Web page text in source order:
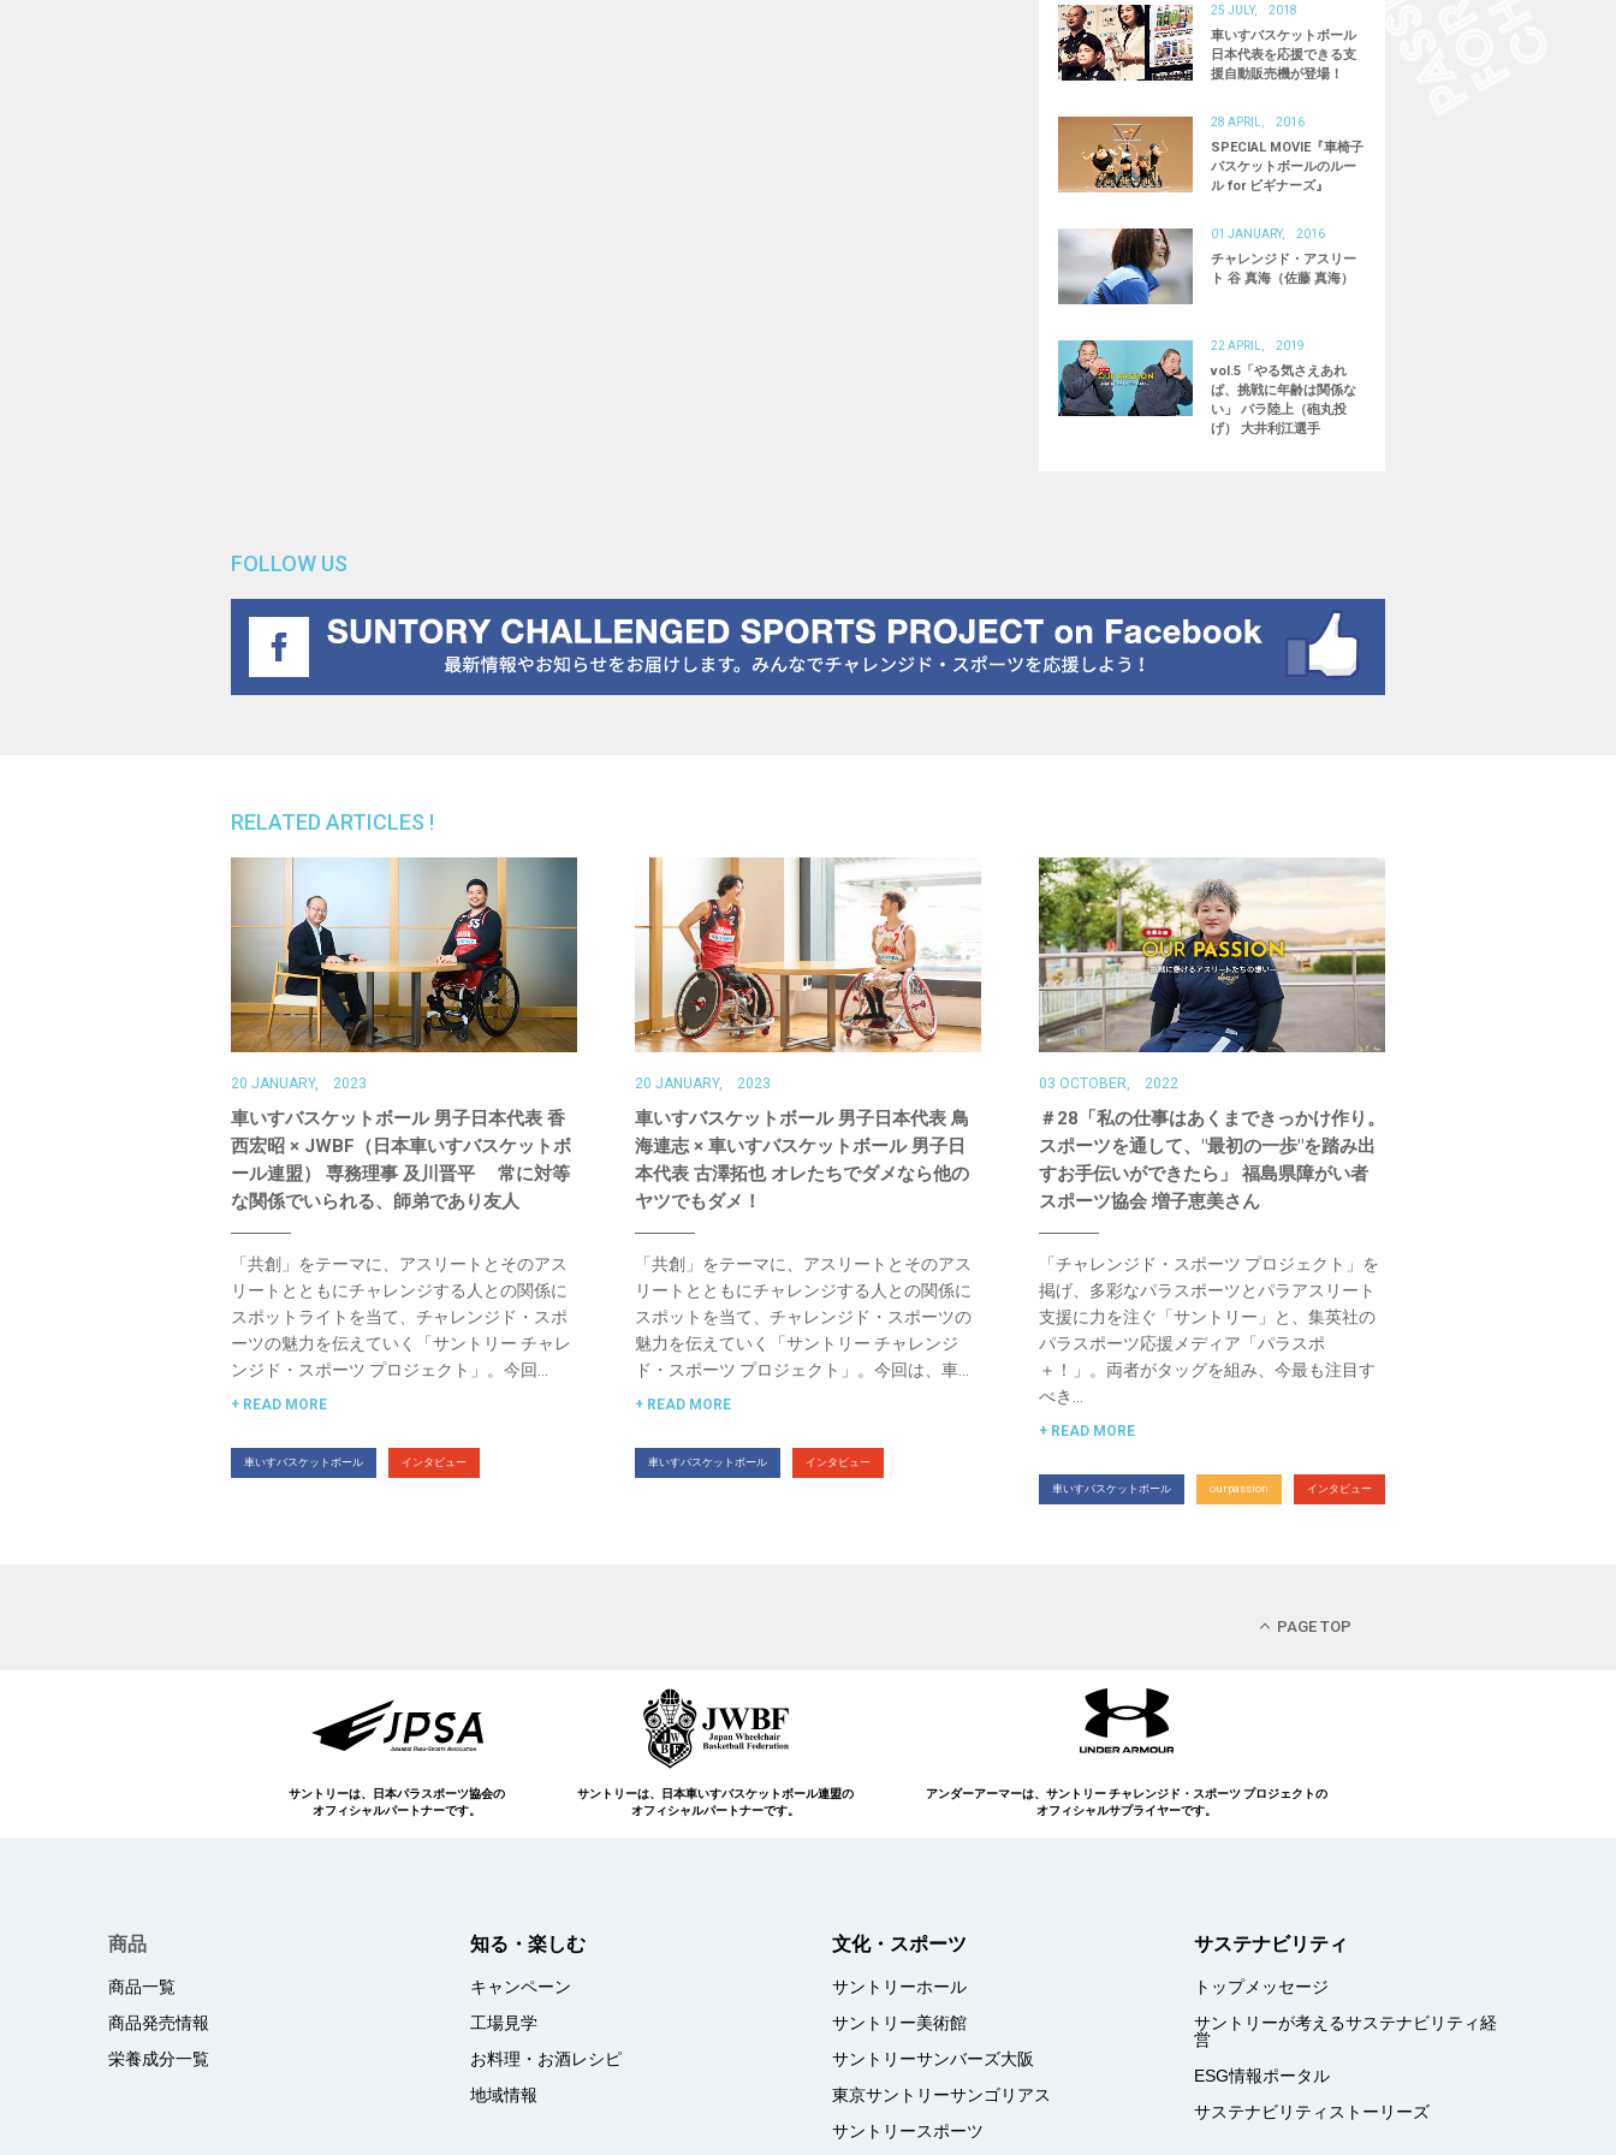
FOLLOW US
RELATED ARTICLES !
20 JANUARY, 2023
車いすバスケットボール 男子日本代表 香
西宏昭 × JWBF（日本車いすバスケットボ
ール連盟） 専務理事 及川晋平 常に対等
な関係でいられる、師弟であり友人
「共創」をテーマに、アスリートとそのアス
リートとともにチャレンジする人との関係に
スポットライトを当て、チャレンジド・スポ
ーツの魅力を伝えていく「サントリー チャレ
ンジド・スポーツ プロジェクト」。今回…
READ MORE
車いすバスケットボール インタビュー
20 JANUARY, 2023
車いすバスケットボール 男子日本代表 鳥
海連志 × 車いすバスケットボール 男子日
本代表 古澤拓也 オレたちでダメなら他の
ヤツでもダメ！
「共創」をテーマに、アスリートとそのアス
リートとともにチャレンジする人との関係に
スポットを当て、チャレンジド・スポーツの
魅力を伝えていく「サントリー チャレンジ
ド・スポーツ プロジェクト」。今回は、車…
READ MORE
車いすバスケットボール インタビュー
03 OCTOBER, 2022
＃28「私の仕事はあくまできっかけ作り。
スポーツを通して、"最初の一歩"を踏み出
すお手伝いができたら」 福島県障がい者
スポーツ協会 増子恵美さん
「チャレンジド・スポーツ プロジェクト」を
掲げ、多彩なパラスポーツとパラアスリート
支援に力を注ぐ「サントリー」と、集英社の
パラスポーツ応援メディア「パラスポ
＋！」。両者がタッグを組み、今最も注目す
べき…
READ MORE
車いすバスケットボール ourpassion インタビュー
ブラインドサッカー ブラインドスケートボード
国産車いすメーカー 義肢装具士 成田凌
25 JULY, 2018
車いすバスケットボール
日本代表を応援できる支
援自動販売機が登場！
28 APRIL, 2016
SPECIAL MOVIE『車椅子
バスケットボールのルー
ル for ビギナーズ』
01 JANUARY, 2016
チャレンジド・アスリー
ト 谷 真海（佐藤 真海）
22 APRIL, 2019
vol.5「やる気さえあれ
ば、挑戦に年齢は関係な
い」 パラ陸上（砲丸投
げ） 大井利江選手
PAGE TOP
サントリーは、日本パラスポーツ協会の
オフィシャルパートナーです。
サントリーは、日本車いすバスケットボール連盟の
オフィシャルパートナーです。
アンダーアーマーは、 サントリー チャレンジド・スポーツ プロジェクトの
オフィシャルサプライヤーです。
商品
商品一覧
商品発売情報
栄養成分一覧
知る・楽しむ
キャンペーン
工場見学
お料理・お酒レシピ
地域情報
文化・スポーツ
サントリーホール
サントリー美術館
サントリーサンバーズ大阪
東京サントリーサンゴリアス
サントリースポーツ
サステナビリティ
トップメッセージ
サントリーが考えるサステナビリティ経
営
ESG情報ポータル
サステナビリティストーリーズ